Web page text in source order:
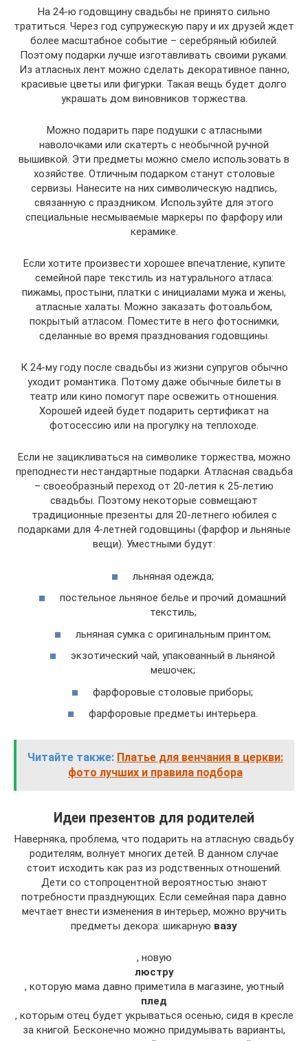
На 24-ю годовщину свадьбы не принято сильно
тратиться. Через год супружескую пару и их друзей ждет
более масштабное событие – серебряный юбилей.
Поэтому подарки лучше изготавливать своими руками.
Из атласных лент можно сделать декоративное панно,
красивые цветы или фигурки. Такая вещь будет долго
украшать дом виновников торжества.
Можно подарить паре подушки с атласными
наволочками или скатерть с необычной ручной
вышивкой. Эти предметы можно смело использовать в
хозяйстве. Отличным подарком станут столовые
сервизы. Нанесите на них символическую надпись,
связанную с праздником. Используйте для этого
специальные несмываемые маркеры по фарфору или
керамике.
Если хотите произвести хорошее впечатление, купите
семейной паре текстиль из натурального атласа:
пижамы, простыни, платки с инициалами мужа и жены,
атласные халаты. Можно заказать фотоальбом,
покрытый атласом. Поместите в него фотоснимки,
сделанные во время празднования годовщины.
К 24-му году после свадьбы из жизни супругов обычно
уходит романтика. Потому даже обычные билеты в
театр или кино помогут паре освежить отношения.
Хорошей идеей будет подарить сертификат на
фотосессию или на прогулку на теплоходе.
Если не зацикливаться на символике торжества, можно
преподнести нестандартные подарки. Атласная свадьба
– своеобразный переход от 20-летия к 25-летию
свадьбы. Поэтому некоторые совмещают
традиционные презенты для 20-летнего юбилея с
подарками для 4-летней годовщины (фарфор и льняные
вещи). Уместными будут:
льняная одежда;
постельное льняное белье и прочий домашний
текстиль;
льняная сумка с оригинальным принтом;
экзотический чай, упакованный в льняной
мешочек;
фарфоровые столовые приборы;
фарфоровые предметы интерьера.
Читайте также: Платье для венчания в церкви:
фото лучших и правила подбора
Идеи презентов для родителей
Наверняка, проблема, что подарить на атласную свадьбу
родителям, волнует многих детей. В данном случае
стоит исходить как раз из родственных отношений.
Дети со стопроцентной вероятностью знают
потребности празднующих. Если семейная пара давно
мечтает внести изменения в интерьер, можно вручить
предметы декора: шикарную вазу
, новую
люстру
, которую мама давно приметила в магазине, уютный
плед
, которым отец будет укрываться осенью, сидя в кресле
за книгой. Бесконечно можно придумывать варианты,